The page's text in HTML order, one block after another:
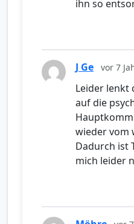
ihn so
J Ge vor 7
Leider lenkt
auf die
wieder vom
Dadurch ist
mich leider